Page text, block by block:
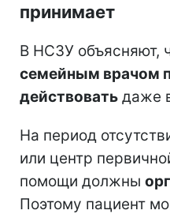
принимает
В НСЗУ объясняют,
семейным врачом
действовать даже
На период
или центр
помощи должны
Поэтому пациент